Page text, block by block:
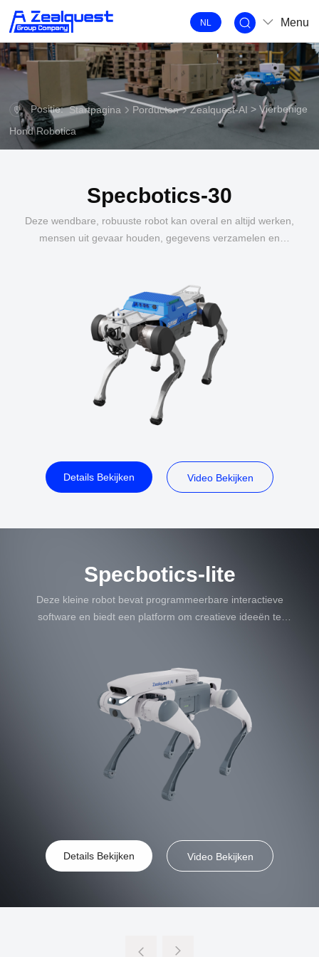
NL Menu
Positie:Startpagina Porducten Zealquest-AI > Vierbenige
Hond Robotica
Specbotics-30
Deze wendbare, robuuste robot kan overal en altijd werken,
mensen uit gevaar houden, gegevens verzamelen en
Details Bekijken Video Bekijken
Specbotics-lite
Deze kleine robot bevat programmeerbare interactieve
software en biedt een platform om creatieve ideeën te
Details Bekijken Video Bekijken